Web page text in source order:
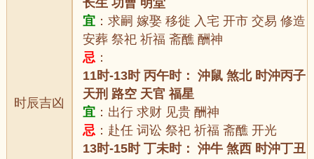
时辰吉凶
长生 功曹 明堂
宜 ：求嗣 嫁娶 移徙 入宅 开市 交易 修造
安葬 祭祀 祈福 斋醮 酬神
忌 ：
11时-13时 丙午时： 沖鼠 煞北 时沖丙子
天刑 路空 天官 福星
宜 ：出行 求财 见贵 酬神
忌 ：赴任 词讼 祭祀 祈福 斋醮 开光
13时-15时 丁未时： 沖牛 煞西 时沖丁丑